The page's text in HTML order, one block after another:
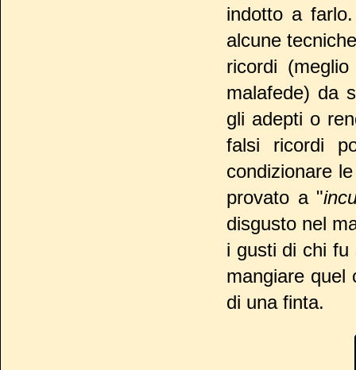
indotto a
alcune
ricordi
malafede) da
gli adepti o
falsi ricordi
condizionare
provato a "
disgusto nel
i gusti di chi fu
mangiare quel
di una finta.